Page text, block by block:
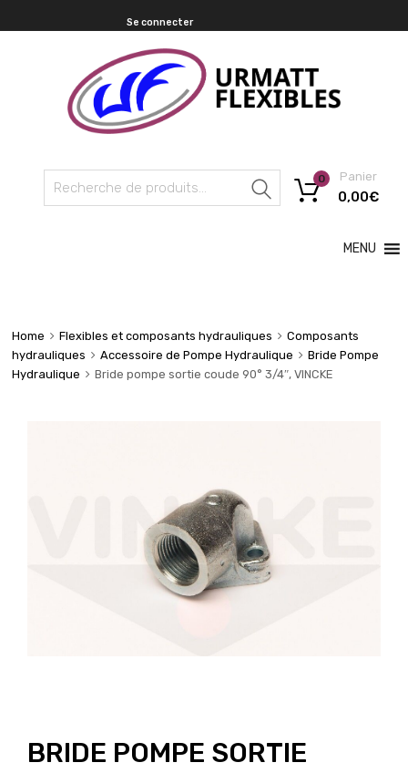
Se connecter
Recherche
Panier
0,00€
0
MENU
Home Flexibles et composants hydrauliques
Composants
hydrauliques
Accessoire de Pompe Hydraulique
Bride Pompe
Hydraulique
Bride pompe sortie coude 90° 3/4″, VINCKE
BRIDE POMPE SORTIE